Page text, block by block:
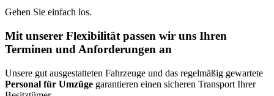
Gehen Sie einfach los.
Mit unserer Flexibilität passen wir uns Ihren
Terminen und Anforderungen an
Unsere gut ausgestatteten Fahrzeuge und das regelmäßig gewartete
Personal für Umzüge garantieren einen sicheren Transport Ihrer